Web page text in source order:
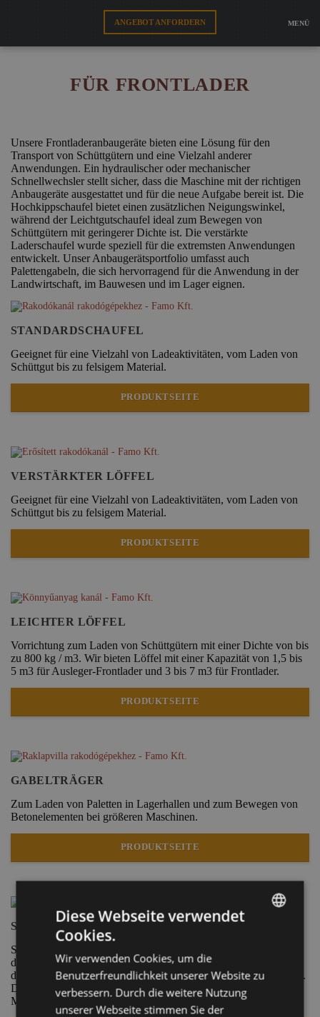
ANGEBOT ANFORDERN MENÜ
WEBSHOP
DE
AUSRÜSTUNGEN RADLADERAUSRÜSTUNG
FÜR
FRONTLADER
FÜR FRONTLADER
Unsere Frontladeranbaugeräte bieten eine Lösung für den
Transport von Schüttgütern und eine Vielzahl anderer
Anwendungen. Ein hydraulischer oder mechanischer
Schnellwechsler stellt sicher, dass die Maschine mit der richtigen
Anbaugeräte ausgestattet und für die neue Aufgabe bereit ist. Die
Hochkippschaufel bietet einen zusätzlichen Neigungswinkel,
während der Leichtgutschaufel ideal zum Bewegen von
Schüttgütern mit geringerer Dichte ist. Die verstärkte
Laderschaufel wurde speziell für die extremsten Anwendungen
entwickelt. Unser Anbaugerätsportfolio umfasst auch
Palettengabeln, die sich hervorragend für die Anwendung in der
Landwirtschaft, im Bauwesen und im Lager eignen.
STANDARDSCHAUFEL
Geeignet für eine Vielzahl von Ladeaktivitäten, vom Laden von
Schüttgut bis zu felsigem Material.
PRODUKTSEITE
VERSTÄRKTER LÖFFEL
Geeignet für eine Vielzahl von Ladeaktivitäten, vom Laden von
Schüttgut bis zu felsigem Material.
PRODUKTSEITE
LEICHTER LÖFFEL
Vorrichtung zum Laden von Schüttgütern mit einer Dichte von bis
zu 800 kg / m3. Wir bieten Löffel mit einer Kapazität von 1,5 bis
5 m3 für Ausleger-Frontlader und 3 bis 7 m3 für Frontlader.
PRODUKTSEITE
GABELTRÄGER
Zum Laden von Paletten in Lagerhallen und zum Bewegen von
Betonelementen bei größeren Maschinen.
PRODUKTSEITE
SCHNELLWECHSLER
Schnellwechselsysteme sind multifunktionale Ausrüstungen, die
die Verwendung mehrerer verschiedener Anbaugeräte auf
derselben Maschine ermöglichen und dabei erheblich Zeit sparen.
Der Löffelwechsel-Prozess kann von einer Stunde auf wenige
Minuten reduziert werden.
Diese Webseite verwendet
Cookies.
Wir verwenden Cookies, um die
Benutzerfreundlichkeit unserer Website zu
verbessern. Durch die weitere Nutzung
unserer Webseite stimmen Sie der